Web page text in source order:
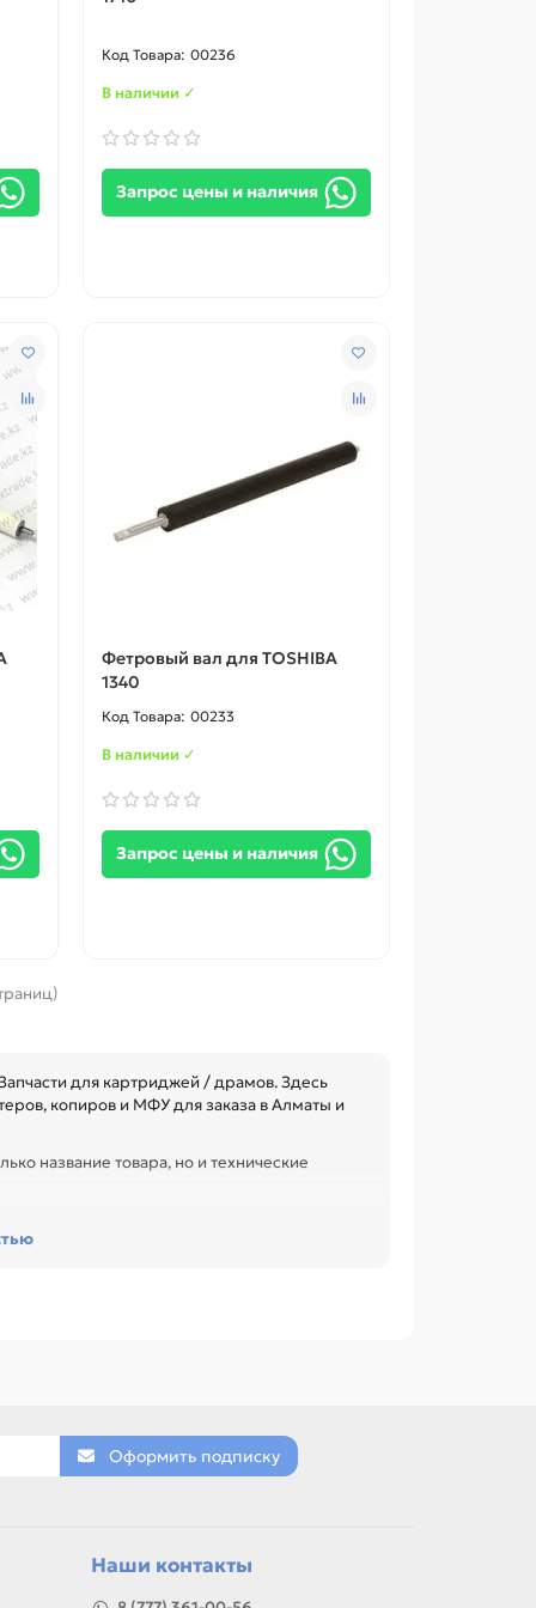
00236
В наличии ✓
Запрос цены и наличия
Фетровый вал для TOSHIBA
1340
00233
В наличии ✓
Запрос цены и наличия
для картриджей / драмов. Здесь
копиров и МФУ для заказа в Алматы и
название товара, но и технические
сервисного центра или техники с
можно использовать для замены,
Оформить подписку
Наши контакты